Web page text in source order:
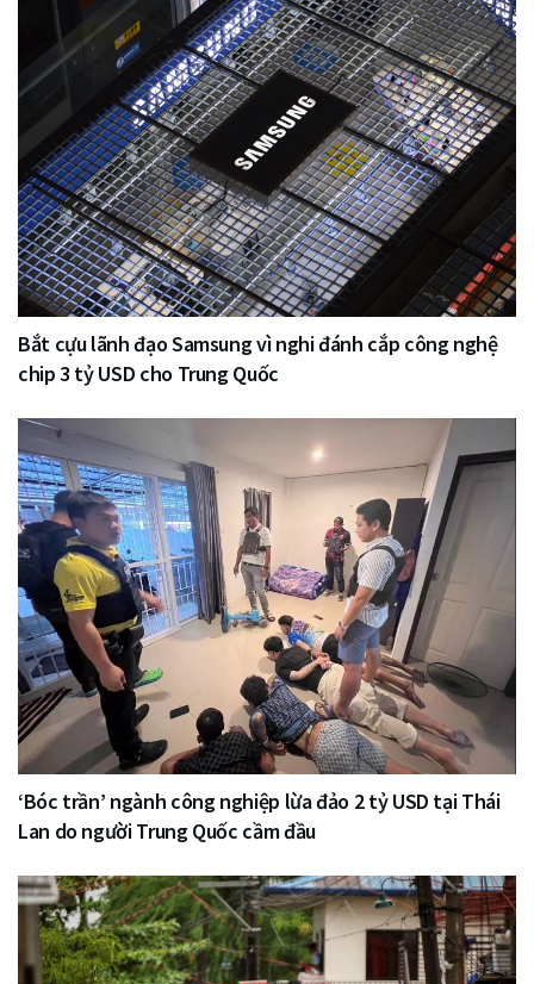
Bắt cựu lãnh đạo Samsung vì nghi đánh cắp công nghệ
chip 3 tỷ USD cho Trung Quốc
‘Bóc trần’ ngành công nghiệp lừa đảo 2 tỷ USD tại Thái
Lan do người Trung Quốc cầm đầu